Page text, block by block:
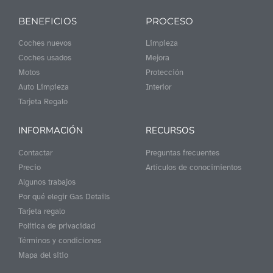
BENEFICIOS
Coches nuevos
Coches usados
Motos
Auto Limpieza
Tarjeta Regalo
PROCESO
Limpieza
Mejora
Protección
Interior
INFORMACIÓN
Contactar
Precio
Algunos trabajos
Por qué elegir Gas Details
Tarjeta regalo
Politica de privacidad
Términos y condiciones
Mapa del sitio
RECURSOS
Preguntas frecuentes
Artículos de conocimientos